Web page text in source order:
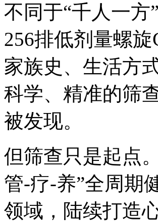
不同于“千人一
256排低剂量螺
家族史、生活方
科学、精准的筛
被发现。
但筛查只是起点
管-疗-养”全周期
领域，陆续打造